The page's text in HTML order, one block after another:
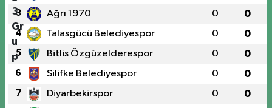
3 Ağrı 1970 0 0
4 Talasgücü Belediyespor 0 0
5 Bitlis Özgüzelderespor 0 0
6 Silifke Belediyespor 0 0
7 Diyarbekirspor 0 0